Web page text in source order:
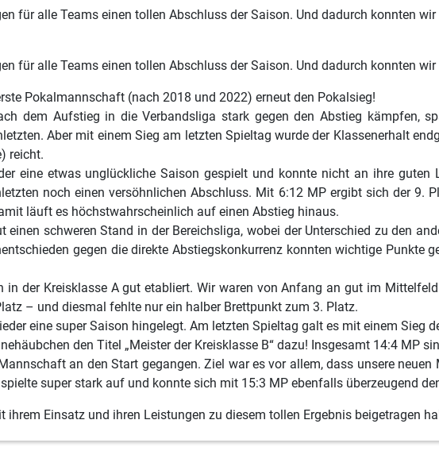
für alle Teams einen tollen Abschluss der Saison. Und dadurch konnten
für alle Teams einen tollen Abschluss der Saison. Und dadurch konnten
Pokalmannschaft (nach 2018 und 2022) erneut den Pokalsieg!
dem Aufstieg in die Verbandsliga stark gegen den Abstieg kämpfen,
Aber mit einem Sieg am letzten Spieltag wurde der Klassenerhalt
reicht.
eine etwas unglückliche Saison gespielt und konnte nicht an ihre
noch einen versöhnlichen Abschluss. Mit 6:12 MP ergibt sich der 9.
läuft es höchstwahrscheinlich auf einen Abstieg hinaus.
einen schweren Stand in der Bereichsliga, wobei der Unterschied zu den
gegen die direkte Abstiegskonkurrenz konnten wichtige Punkte
in der Kreisklasse A gut etabliert. Wir waren von Anfang an gut im
– und diesmal fehlte nur ein halber Brettpunkt zum 3. Platz.
eine super Saison hingelegt. Am letzten Spieltag galt es mit einem Sieg
den Titel „Meister der Kreisklasse B“ dazu! Insgesamt 14:4 MP
an den Start gegangen. Ziel war es vor allem, dass unsere
super stark auf und konnte sich mit 15:3 MP ebenfalls überzeugend
ihrem Einsatz und ihren Leistungen zu diesem tollen Ergebnis beigetragen